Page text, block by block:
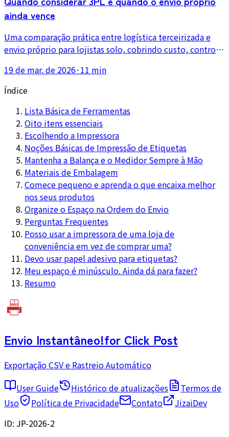
ainda vence
Uma comparação prática entre logística terceirizada e
envio próprio para lojistas solo, cobrindo custo, controle
justifica a terceirização.
19 de mar. de 2026· 11 min
Índice
Lista Básica de Ferramentas
Oito itens essenciais
Escolhendo a Impressora
Noções Básicas de Impressão de Etiquetas
Mantenha a Balança e o Medidor Sempre à Mão
Materiais de Embalagem
Comece pequeno e aprenda o que encaixa melhor
nos seus produtos
Organize o Espaço na Ordem do Envio
Perguntas Frequentes
Posso usar a impressora de uma loja de
conveniência em vez de comprar uma?
Devo usar papel adesivo para etiquetas?
Meu espaço é minúsculo. Ainda dá para fazer?
Resumo
Envio Instantâneo!for Click Post
Exportação CSV e Rastreio Automático
User Guide
Histórico de atualizações
Termos de
Uso
Política de Privacidade Contato
JizaiDev
ID: JP-2026-2